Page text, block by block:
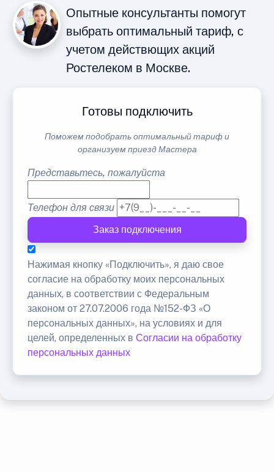
Опытные консультанты помогут
выбрать оптимальный тариф, с
учетом действющих акций
Ростелеком в Москве.
Готовы подключить
Поможем подобрать оптимальный тариф и
организуем приезд Мастера
Представьтесь, пожалуйста
Телефон для связи
Заказ подключения
Нажимая кнопку «Подключить», я даю свое
согласие на обработку моих персональных
данных, в соответствии с Федеральным
законом от 27.07.2006 года №152-ФЗ «О
персональных данных», на условиях и для
целей, определенных в Согласии на обработку
персональных данных